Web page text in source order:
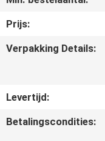
ONS
VERZOEK
OM
Prijs:
Verpakking Details:
Levertijd:
Betalingscondities: